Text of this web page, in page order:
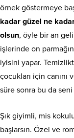
örnek göstermeye
kadar güzel ne
olsun, öyle bir an
işlerinde on
iyisini yapar.
çocukları için canını
süre sonra bu da seni
Şık giyimli, mis
başlarsın. Özel ve